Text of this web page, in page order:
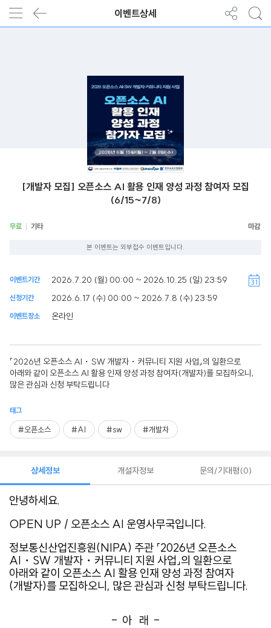
이벤트상세
[개발자 모집] 오픈소스 AI 활용 인재 양성 과정 참여자 모집
(6/15~7/8)
무료 기타
본 이벤트는 외부접수 이벤트입니다.
이벤트기간 2026.7.20 (월) 00:00 ~ 2026.10.25 (일) 23:59
신청기간 2026.6.17 (수) 00:00 ~ 2026.7.8 (수) 23:59
이벤트장소 온라인
「2026년 오픈소스 AI・SW 개발자・커뮤니티 지원 사업」의 일환으로
아래와 같이 오픈소스 AI 활용 인재 양성 과정 참여자(개발자)를 모집하오니,
많은 관심과 신청 부탁드립니다
태그
#오픈소스 #AI #sw #개발자
상세정보
안녕하세요.
OPEN UP / 오픈소스 AI 운영사무국입니다.
정보통신산업진흥원(NIPA) 주관 「2026년 오픈소스
AI・SW 개발자・커뮤니티 지원 사업」의 일환으로
아래와 같이 오픈소스 AI 활용 인재 양성 과정 참여자
(개발자)를 모집하오니, 많은 관심과 신청 부탁드립니다.
- 아 래 -
개설자정보 문의/기대평 0